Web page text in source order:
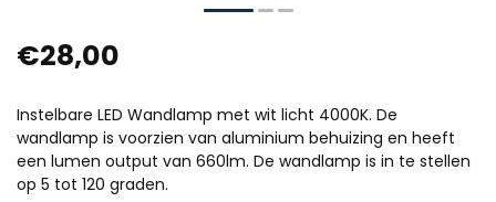
€28,00
Instelbare LED Wandlamp met wit licht 4000K. De
wandlamp is voorzien van aluminium behuizing en heeft
een lumen output van 660lm. De wandlamp is in te stellen
op 5 tot 120 graden.